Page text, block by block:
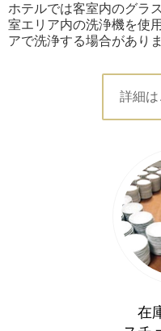
ホテルでは客室内のグラ
室エリア内の洗浄機を使
アで洗浄する場合がありま
詳細
在